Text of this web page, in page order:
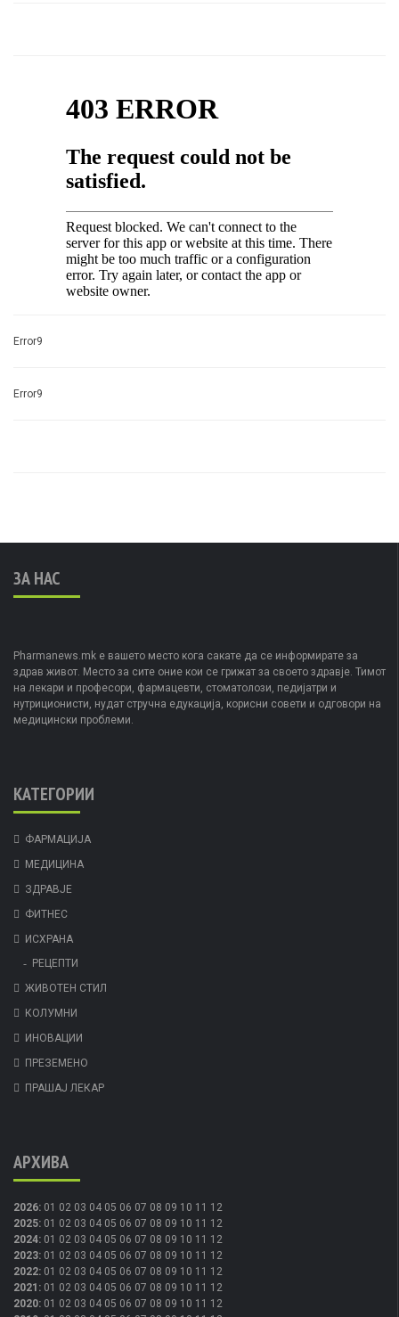
Error9
Error9
ЗА НАС
Pharmanews.mk е вашето место кога сакате да се информирате за
здрав живот. Место за сите оние кои се грижат за своето здравје. Тимот
на лекари и професори, фармацевти, стоматолози, педијатри и
нутриционисти, нудат стручна едукација, корисни совети и одговори на
медицински проблеми.
КАТЕГОРИИ
ФАРМАЦИЈА
МЕДИЦИНА
ЗДРАВЈЕ
ФИТНЕС
ИСХРАНА
РЕЦЕПТИ
ЖИВОТЕН СТИЛ
КОЛУМНИ
ИНОВАЦИИ
ПРЕЗЕМЕНО
ПРАШАЈ ЛЕКАР
АРХИВА
2026: 01 02 03 04 05 06 07 08 09 10 11 12
2025: 01 02 03 04 05 06 07 08 09 10 11 12
2024: 01 02 03 04 05 06 07 08 09 10 11 12
2023: 01 02 03 04 05 06 07 08 09 10 11 12
2022: 01 02 03 04 05 06 07 08 09 10 11 12
2021 : 01 02 03 04 05 06 07 08 09 10 11 12
2020: 01 02 03 04 05 06 07 08 09 10 11 12